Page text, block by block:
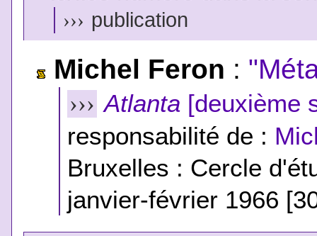
››› publication
Michel Feron :
››› Atlanta [deuxième
responsabilité de :
Bruxelles : Cercle
janvier-février 1966